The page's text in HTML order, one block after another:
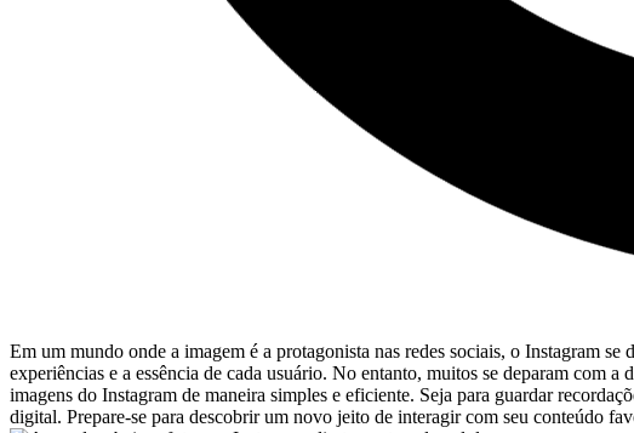
Em um mundo onde a imagem é a ‍protagonista nas redes sociais, o Instagram
experiências e ‌a ‍essência de cada usuário. No entanto, muitos se deparam⁢ com
‍imagens do Instagram de maneira ⁤simples e eficiente. ‌Seja para guardar
digital. Prepare-se para descobrir‍ um novo jeito de‍ interagir com seu conteúdo